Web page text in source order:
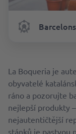
La Boqueria je
obyvatelé
ráno a pozorujte
nejlepší produkty
nejautentičtější
stánků je pastvou